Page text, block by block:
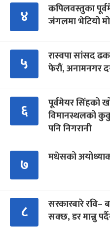
४
कपिलवस्तुका
जंगलमा भेटियो
५
रास्वपा सांसद
फेरौं, अनामनगर
६
पूर्वमेयर सिंहको
विमानस्थलको
पनि निगरानी
७ मधेसको
८
सरकारबारे रवि–
सक्छ, डर मान्नु